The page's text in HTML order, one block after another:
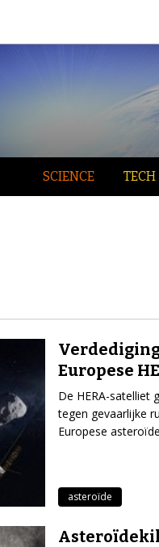
SCIENCE TECH
Europese
De HERA-satelliet
tegen gevaarlijke
Europese
asteroïde